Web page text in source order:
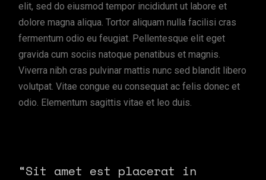
elit, sed do eiusmod tempor incididunt ut labore et
dolore magna aliqua. Tortor aliquam nulla facilisi cras
fermentum odio eu feugiat. Pellentesque elit eget
gravida cum sociis natoque penatibus et magnis.
Viverra nibh cras pulvinar mattis nunc sed blandit libero
volutpat. Vitae congue eu consequat ac felis donec et
odio. Elementum sagittis vitae et leo duis.
“Sit amet est placerat in